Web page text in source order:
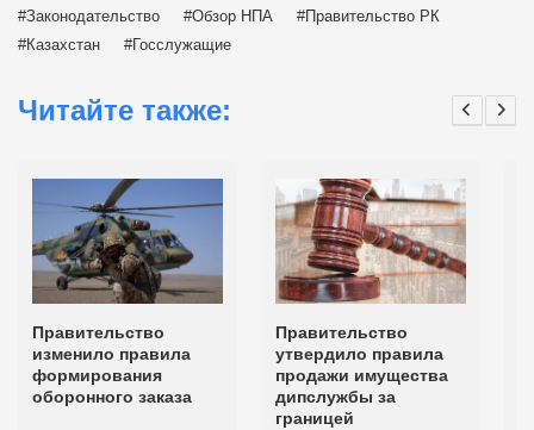
Законодательство Обзор НПА
Правительство РК
Казахстан
Госслужащие
Читайте также:
Правительство
изменило правила
формирования
оборонного заказа
Правительство
утвердило правила
продажи имущества
дипслужбы за
границей